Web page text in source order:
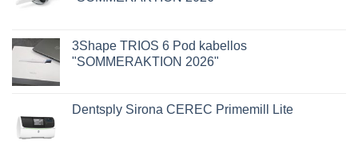
3Shape TRIOS 6 Pod kabellos
"SOMMERAKTION 2026"
Dentsply Sirona CEREC Primemill Lite